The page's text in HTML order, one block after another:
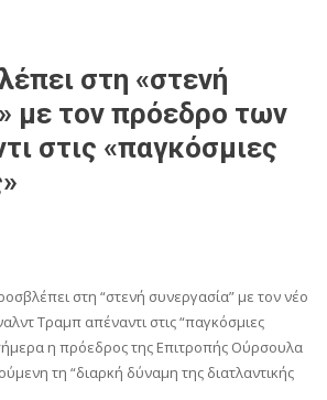
στη «στενή
με τον πρόεδρο των
στις «παγκόσμιες
στη “στενή συνεργασία” με τον νέο
Τραμπ απέναντι στις “παγκόσμιες
η πρόεδρος της Επιτροπής Ούρσουλα
τη “διαρκή δύναμη της διατλαντικής